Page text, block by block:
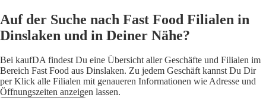
Auf der Suche nach Fast Food Filialen in
Dinslaken und in Deiner Nähe?
Bei kaufDA findest Du eine Übersicht aller Geschäfte und Filialen im
Bereich Fast Food aus Dinslaken. Zu jedem Geschäft kannst Du Dir
per Klick alle Filialen mit genaueren Informationen wie Adresse und
Öffnungszeiten anzeigen lassen.